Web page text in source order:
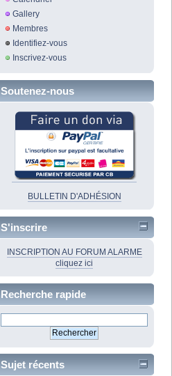
Gallery
Membres
Identifiez-vous
Inscrivez-vous
Soutenez-nous
BULLETIN D'ADHÉSION
S'inscrire
INSCRIPTION AU FORUM ALARME
cliquez ici
Recherche rapide
Sujet récents